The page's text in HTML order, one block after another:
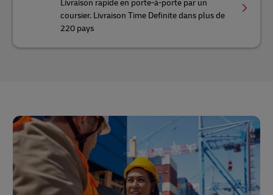
Livraison rapide en porte-à-porte par un
coursier. Livraison Time Definite dans plus de
220 pays